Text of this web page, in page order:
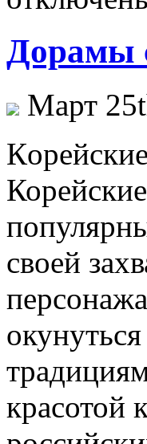
Дорамы
Март
своей
красотой